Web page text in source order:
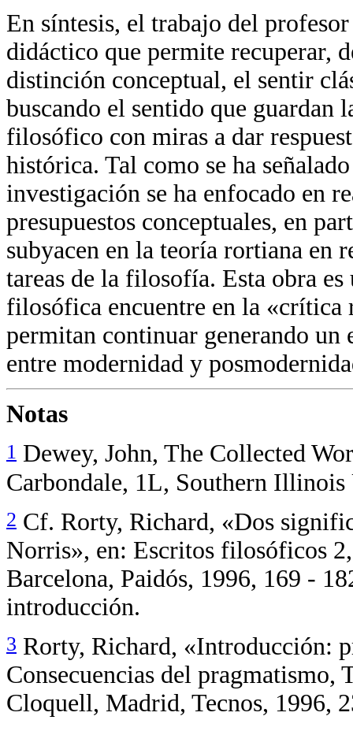
En síntesis, el trabajo del
didáctico que permite recuperar,
distinción conceptual, el sentir
buscando el sentido que guardan
filosófico con miras a dar
histórica. Tal como se ha
investigación se ha enfocado en
presupuestos conceptuales, en
subyacen en la teoría rortiana en
tareas de la filosofía. Esta obra
filosófica encuentre en la «crítica
permitan continuar generando un
entre modernidad y
Notas
1 Dewey, John, The Collected
Carbondale, 1L, Southern
2 Cf. Rorty, Richard, «Dos
Norris», en: Escritos filosóficos
Barcelona, Paidós, 1996, 169 -
introducción.
3 Rorty, Richard, «Introducción:
Consecuencias del pragmatismo,
Cloquell, Madrid, Tecnos, 1996,